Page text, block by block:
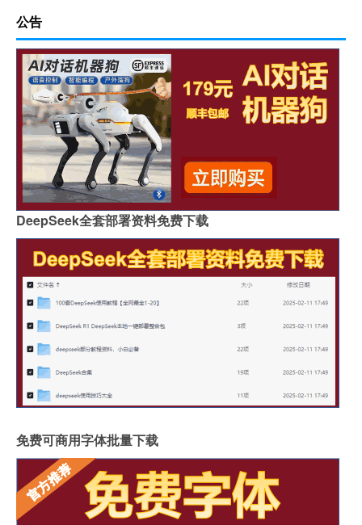
公告
DeepSeek全套部署资料免费下载
免费可商用字体批量下载